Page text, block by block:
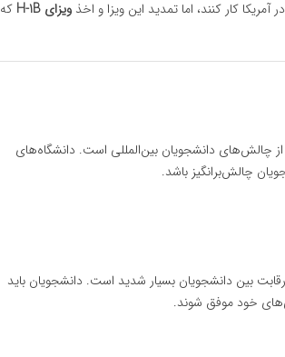
کار کنند، اما تمدید این ویزا و اخذ ویزای H-1B
که
چالش‌های دانشجویان بین‌المللی است. دانشگاه‌های
چالش‌برانگیز باشد.
بین دانشجویان بسیار شدید است. دانشجویان باید
خود موفق شوند.